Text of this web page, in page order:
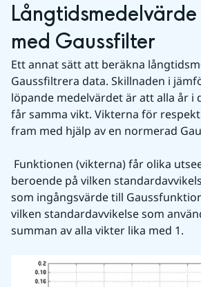
med Gaussfilter
Ett annat sätt att beräkna
Gaussfiltrera data. Skillnaden i
löpande medelvärdet är att alla år i
får samma vikt. Vikterna för
fram med hjälp av en normerad
beroende på vilken
som ingångsvärde till
vilken standardavvikelse som
summan av alla vikter lika med 1.